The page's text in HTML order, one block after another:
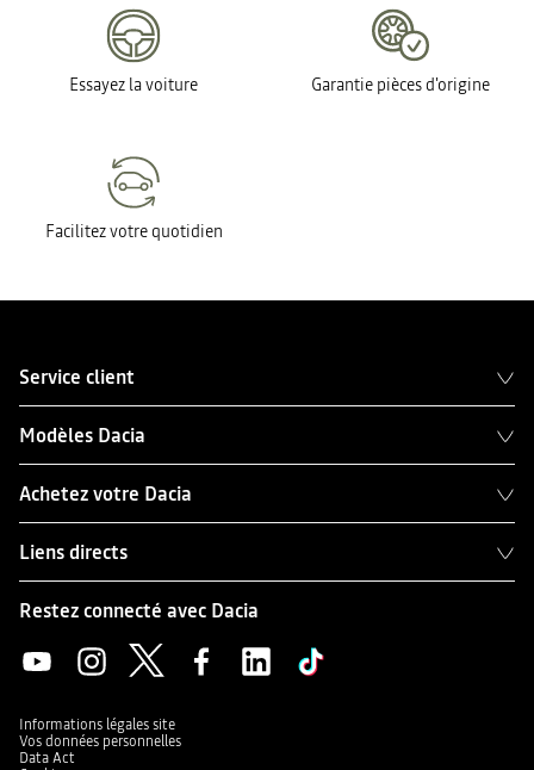
Essayez la voiture Garantie pièces d'origine
Facilitez votre quotidien
Service client
Modèles Dacia
Achetez votre Dacia
Liens directs
Restez connecté avec Dacia
Informations légales site
Vos données personnelles
Data Act